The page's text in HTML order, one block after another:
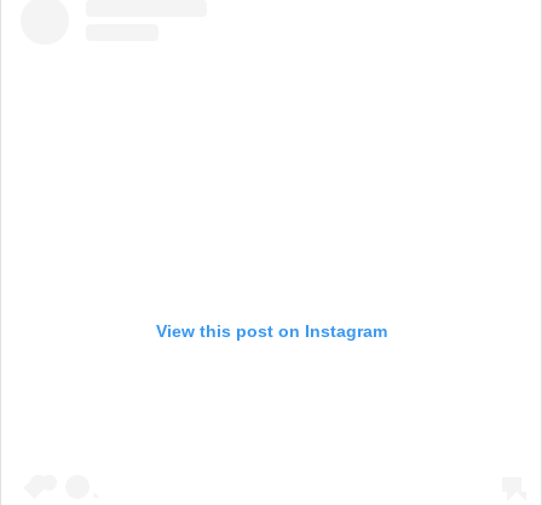
View this post on Instagram